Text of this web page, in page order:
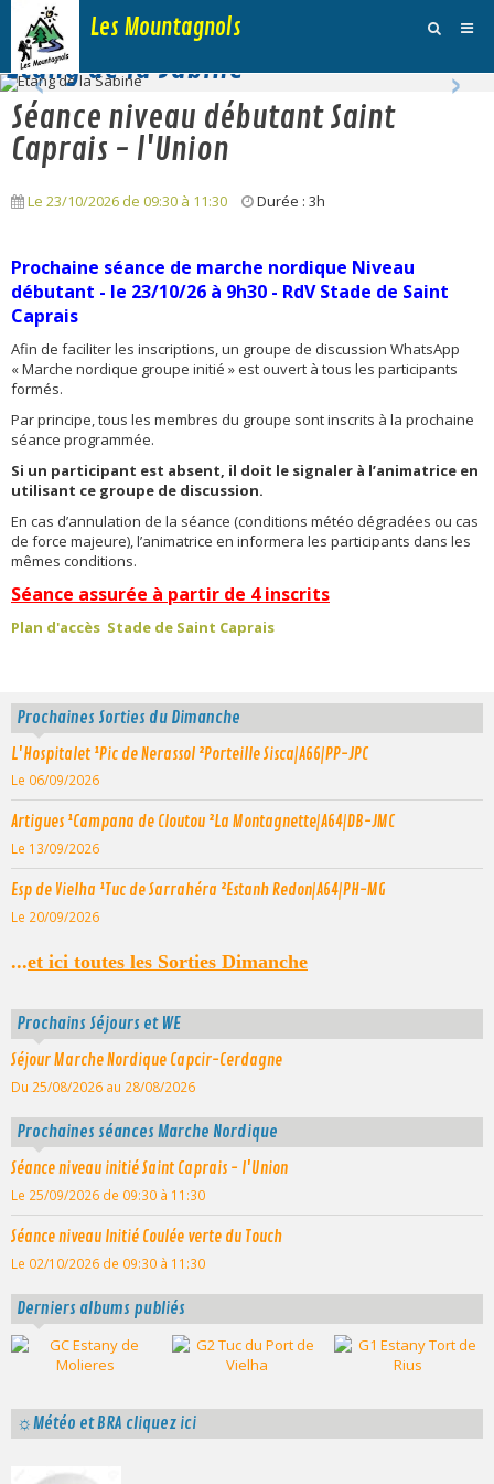
Les Mountagnols
Activités
Agenda
Photos
Galerie Vidéos
Traces
Blog
Etang de la Sabine
‹ ›
Séance niveau débutant Saint
Caprais - l'Union
Le 23/10/2026 de 09:30 à 11:30 Durée : 3h
Prochaine séance de marche nordique Niveau
débutant - le 23/10/26 à 9h30 - RdV Stade de Saint
Caprais
Afin de faciliter les inscriptions, un groupe de discussion WhatsApp
« Marche nordique groupe initié » est ouvert à tous les participants
formés.
Par principe, tous les membres du groupe sont inscrits à la prochaine
séance programmée.
Si un participant est absent, il doit le signaler à l’animatrice en
utilisant ce groupe de discussion.
En cas d’annulation de la séance (conditions météo dégradées ou cas
de force majeure), l’animatrice en informera les participants dans les
mêmes conditions.
Séance assurée à partir de 4 inscrits
Plan d'accès Stade de Saint Caprais
Prochaines Sorties du Dimanche
L'Hospitalet ¹Pic de Nerassol ²Porteille Sisca|A66|PP-JPC
Le 06/09/2026
Artigues ¹Campana de Cloutou ²La Montagnette|A64|DB-JMC
Le 13/09/2026
Esp de Vielha ¹Tuc de Sarrahéra ²Estanh Redon|A64|PH-MG
Le 20/09/2026
...et ici toutes les Sorties Dimanche
Prochains Séjours et WE
Séjour Marche Nordique Capcir-Cerdagne
Du 25/08/2026 au 28/08/2026
Prochaines séances Marche Nordique
Séance niveau initié Saint Caprais - l'Union
Le 25/09/2026 de 09:30 à 11:30
Séance niveau Initié Coulée verte du Touch
Le 02/10/2026 de 09:30 à 11:30
Derniers albums publiés
☼Météo et BRA cliquez ici